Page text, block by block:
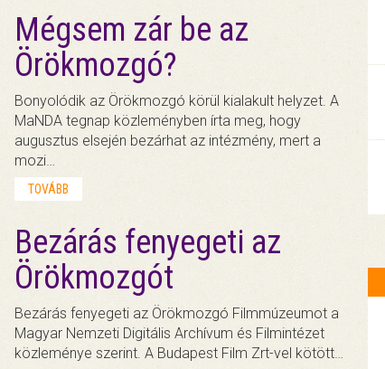
Mégsem zár be az
Örökmozgó?
Bonyolódik az Örökmozgó körül kialakult helyzet. A
MaNDA tegnap közleményben írta meg, hogy
augusztus elsején bezárhat az intézmény, mert a
mozi…
TOVÁBB
Bezárás fenyegeti az
Örökmozgót
Bezárás fenyegeti az Örökmozgó Filmmúzeumot a
Magyar Nemzeti Digitális Archívum és Filmintézet
közleménye szerint. A Budapest Film Zrt-vel kötött…